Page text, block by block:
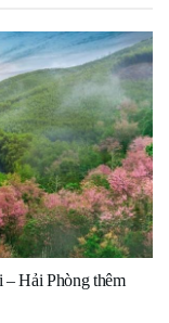
Hải Phòng thêm